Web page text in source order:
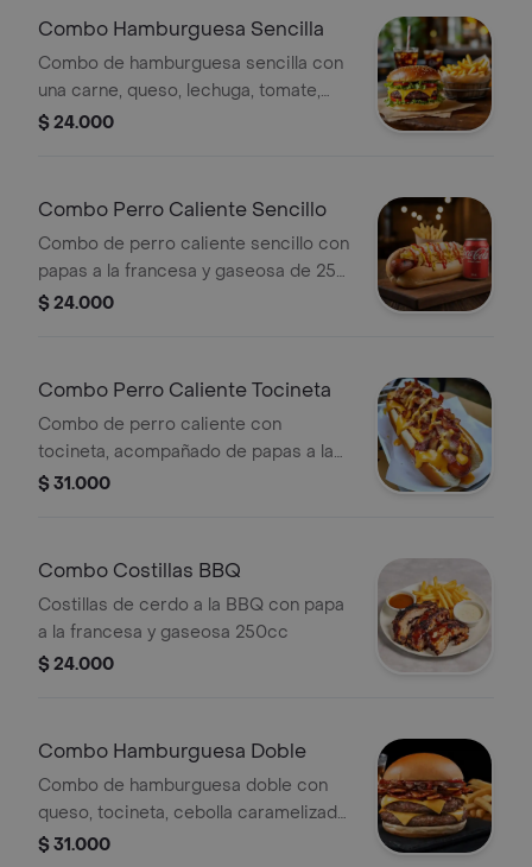
Combo Hamburguesa Sencilla
Combo de hamburguesa sencilla con
una carne, queso, lechuga, tomate,
papas fritas y gaseosa 250 ml a
$ 24.000
Combo Perro Caliente Sencillo
Combo de perro caliente sencillo con
papas a la francesa y gaseosa de 250
ml. Incluye salchicha, papas trituradas,
$ 24.000
Combo Perro Caliente Tocineta
Combo de perro caliente con
tocineta, acompañado de papas a la
francesa y gaseosa. Incluye salchicha,
$ 31.000
Combo Costillas BBQ
Costillas de cerdo a la BBQ con papa
a la francesa y gaseosa 250cc
$ 24.000
Combo Hamburguesa Doble
Combo de hamburguesa doble con
queso, tocineta, cebolla caramelizada,
papas fritas y gaseosa 250 ml.
$ 31.000